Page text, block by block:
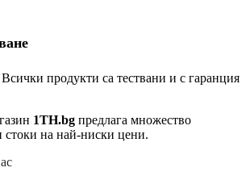
продукти са тествани и с гаранция
1TH.bg предлага множество
стоки на най-ниски цени.